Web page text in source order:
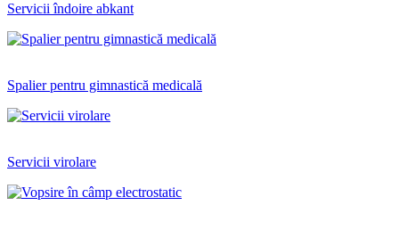
Servicii îndoire abkant
Spalier pentru gimnastică medicală
Servicii virolare